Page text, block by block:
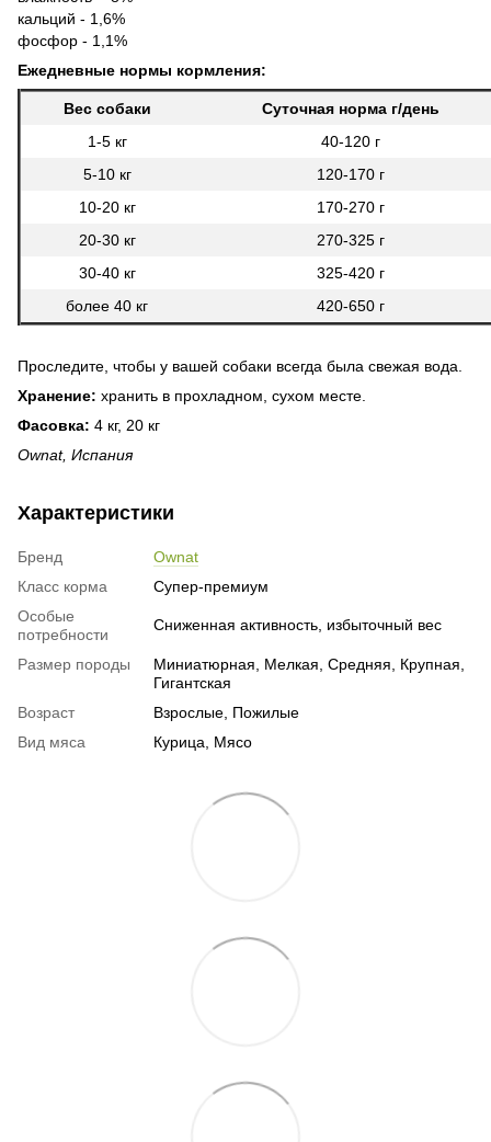
кальций - 1,6%
фосфор - 1,1%
Ежедневные нормы кормления:
Вес собаки
Суточная норма г/день
1-5 кг
40-120 г
5-10 кг
120-170 г
10-20 кг
170-270 г
20-30 кг
270-325 г
30-40 кг
325-420 г
более 40 кг
420-650 г
Проследите, чтобы у вашей собаки всегда была свежая вода.
Хранение: хранить в прохладном, сухом месте.
Фасовка: 4 кг, 20 кг
Ownat, Испания
Характеристики
Бренд
Ownat
Класс корма
Супер-премиум
Особые
потребности
Сниженная активность, избыточный вес
Размер породы
Миниатюрная, Мелкая, Средняя, Крупная,
Гигантская
Возраст
Взрослые, Пожилые
Вид мяса
Курица, Мясо